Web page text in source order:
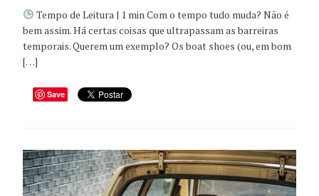
Tempo de Leitura | 1 min Com o tempo tudo muda? Não é
bem assim. Há certas coisas que ultrapassam as barreiras
temporais. Querem um exemplo? Os boat shoes (ou, em bom
[…]
Save